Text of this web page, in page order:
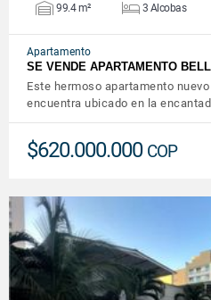
99.4 m² 3 Alcobas
Apartamento
SE VENDE APARTAMENTO
Este hermoso apartamento
encuentra ubicado en la
$620.000.000 COP